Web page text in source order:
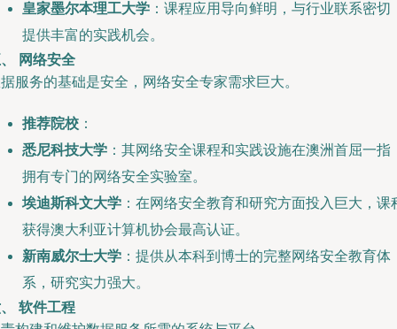
皇家墨尔本理工大学 ：课程应用导向鲜明，与行业联系密切
提供丰富的实践机会。
网络安全
服务的基础是安全，网络安全专家需求巨大。
推荐院校 ：
悉尼科技大学 ：其网络安全课程和实践设施在澳洲首屈一指
拥有专门的网络安全实验室。
埃迪斯科文大学 ：在网络安全教育和研究方面投入巨大，课
获得澳大利亚计算机协会最高认证。
新南威尔士大学 ：提供从本科到博士的完整网络安全教育体
系，研究实力强大。
软件工程